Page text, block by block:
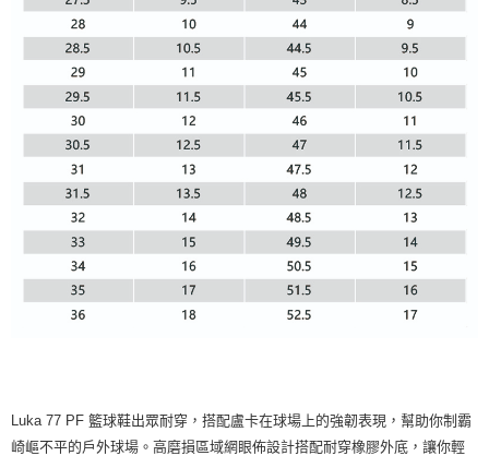
Luka 77 PF 籃球鞋出眾耐穿，搭配盧卡在球場上的強韌表現，幫助你制霸
崎嶇不平的戶外球場。高磨損區域網眼佈設計搭配耐穿橡膠外底，讓你輕